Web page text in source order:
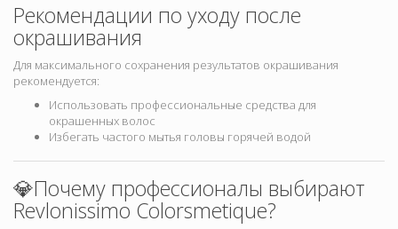
Рекомендации по уходу после
окрашивания
Для максимального сохранения результатов окрашивания
рекомендуется:
Использовать профессиональные средства для
окрашенных волос
Избегать частого мытья головы горячей водой
💎Почему профессионалы выбирают
Revlonissimo Colorsmetique?